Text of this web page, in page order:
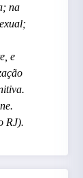
na
e
RJ).